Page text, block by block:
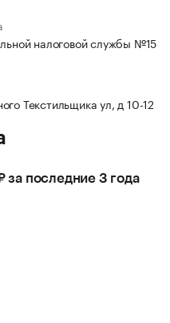
налоговой службы №15
Текстильщика ул, д 10-12
за последние 3 года